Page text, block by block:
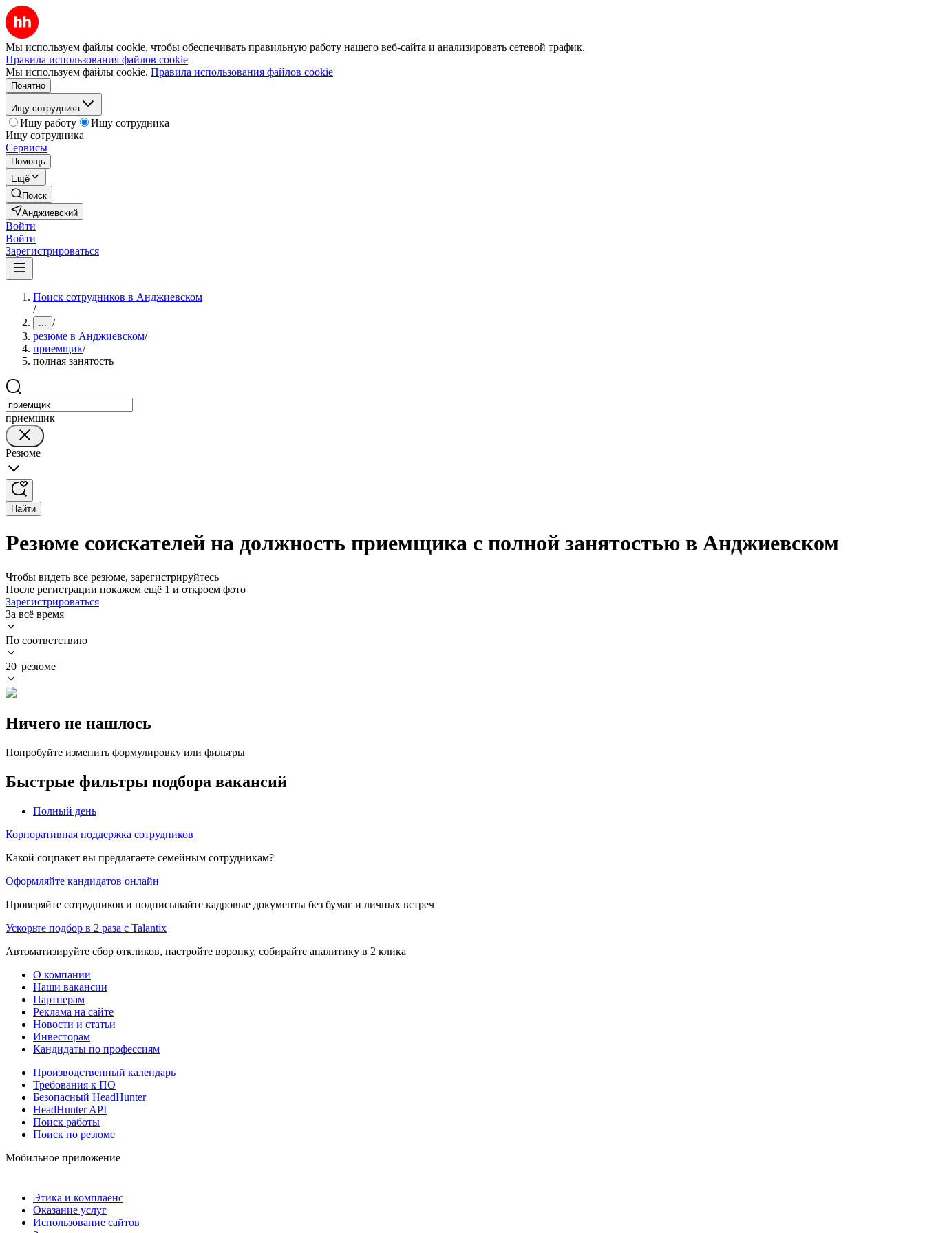
Мы используем файлы cookie, чтобы обеспечивать правильную работу нашего веб-сайта и анализировать сетевой трафик.
Правила использования файлов cookie
Мы используем файлы cookie. Правила использования файлов cookie
Понятно
Ищу сотрудника
Ищу работу
Ищу сотрудника
Ищу сотрудника
Сервисы
Помощь
Ещё
Поиск
Анджиевский
Войти
Войти
Зарегистрироваться
Поиск сотрудников в Анджиевском
/
... /
резюме в Анджиевском/
приемщик/
полная занятость
приемщик
Резюме
Найти
Резюме соискателей на должность приемщика с полной занятостью в Анджиевском
Чтобы видеть все резюме, зарегистрируйтесь
После регистрации покажем ещё 1 и откроем фото
Зарегистрироваться
За всё время
По соответствию
20 резюме
Ничего не нашлось
Попробуйте изменить формулировку или фильтры
Быстрые фильтры подбора вакансий
Полный день
Корпоративная поддержка сотрудников
Какой соцпакет вы предлагаете семейным сотрудникам?
Оформляйте кандидатов онлайн
Проверяйте сотрудников и подписывайте кадровые документы без бумаг и личных встреч
Ускорьте подбор в 2 раза с Talantix
Автоматизируйте сбор откликов, настройте воронку, собирайте аналитику в 2 клика
О компании
Наши вакансии
Партнерам
Реклама на сайте
Новости и статьи
Инвесторам
Кандидаты по профессиям
Производственный календарь
Требования к ПО
Безопасный HeadHunter
HeadHunter API
Поиск работы
Поиск по резюме
Мобильное приложение
Этика и комплаенс
Оказание услуг
Использование сайтов